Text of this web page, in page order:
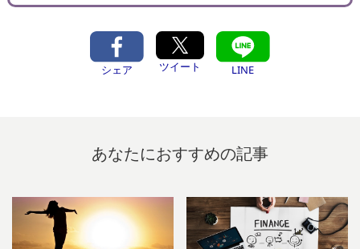
シェア ツイート LINE
あなたにおすすめの記事